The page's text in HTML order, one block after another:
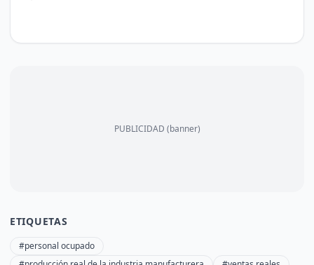
PUBLICIDAD (banner)
ETIQUETAS
#personal ocupado